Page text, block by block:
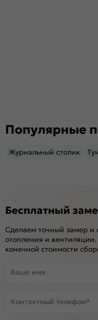
Популярные
Журнальный столик
Бесплатный
Сделаем точный замер и
отопления и
конечной стоимости
Ваше имя
Контактный телефон*